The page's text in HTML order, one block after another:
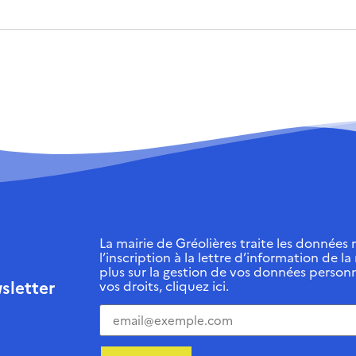
La mairie de Gréolières traite les données
l’inscription à la lettre d’information de la
plus sur la gestion de vos données
vos droits, cliquez ici.